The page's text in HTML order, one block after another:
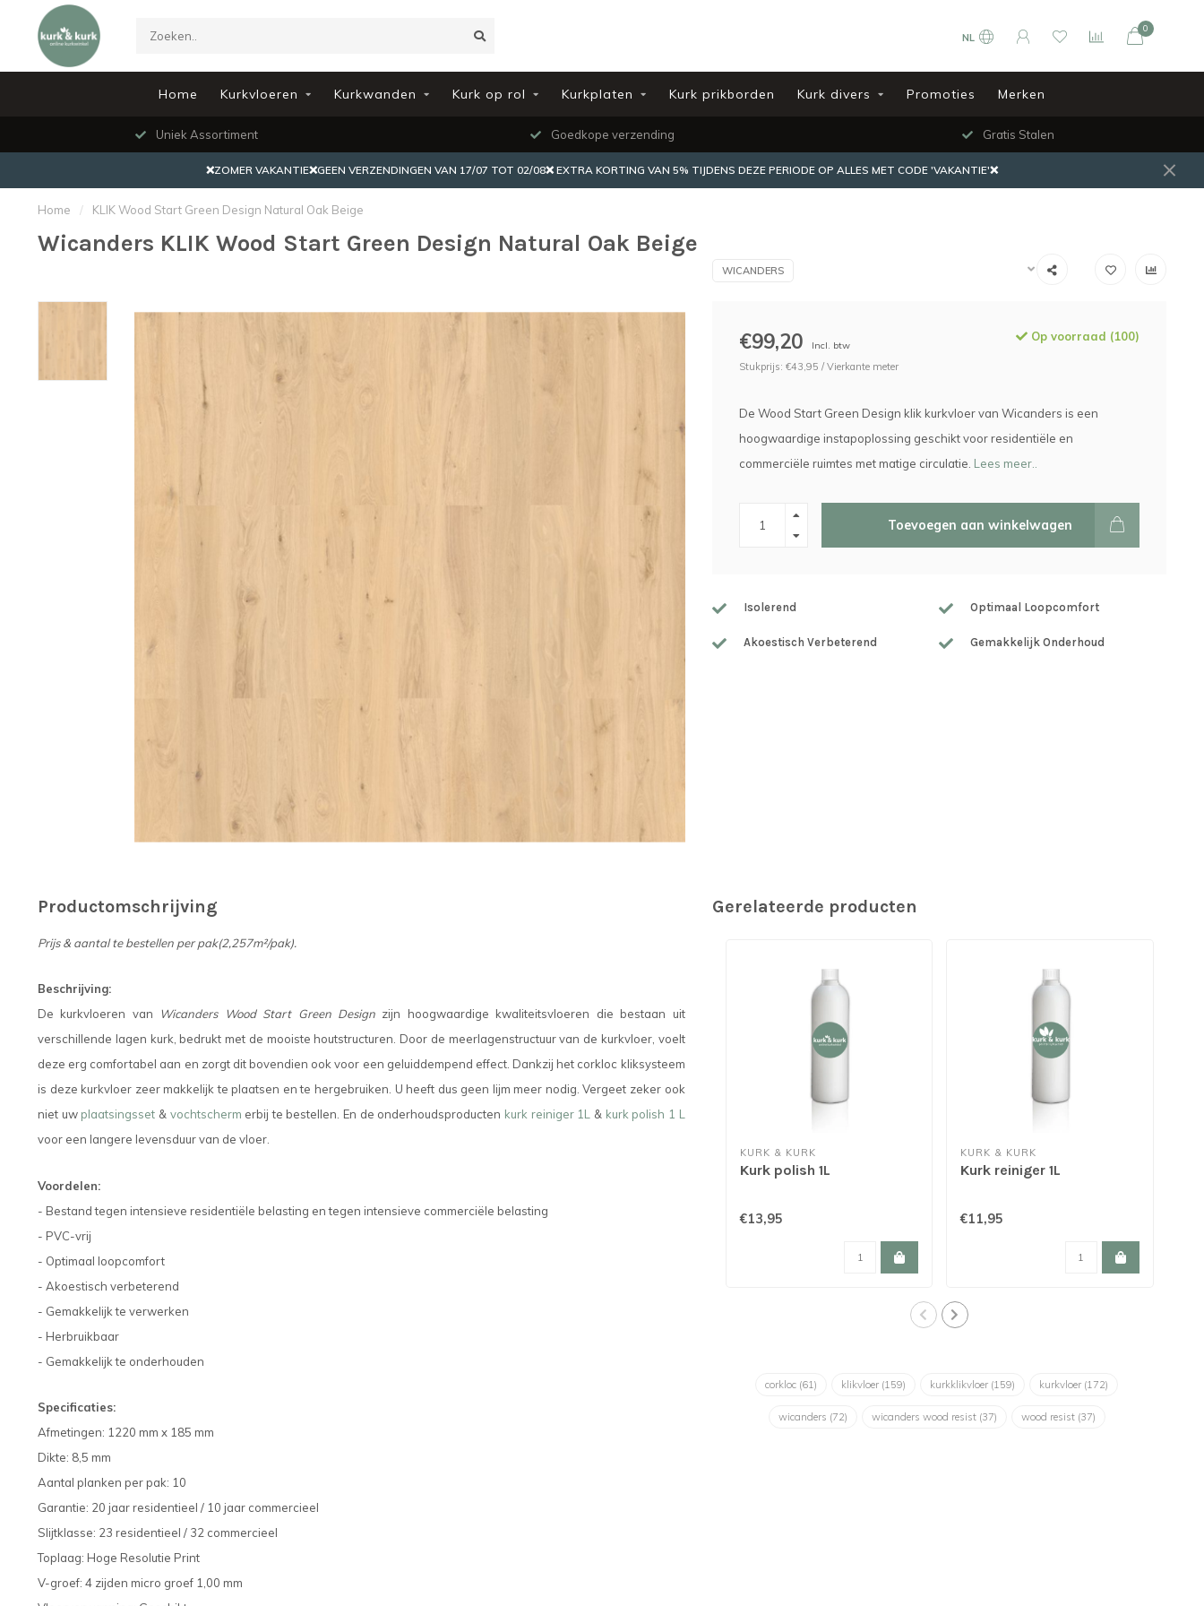
NL
0
Home Kurkvloeren Kurkwanden Kurk op rol Kurkplaten Kurk prikborden Kurk divers Promoties Merken
Uniek Assortiment Goedkope verzending Gratis Stalen
❌ZOMER VAKANTIE❌GEEN VERZENDINGEN VAN 17/07 TOT 02/08❌ EXTRA KORTING VAN 5% TIJDENS DEZE PERIODE OP ALLES MET CODE 'VAKANTIE'❌
Home / KLIK Wood Start Green Design Natural Oak Beige
Wicanders KLIK Wood Start Green Design Natural Oak Beige
WICANDERS
€99,20 Incl. btw
Op voorraad (100)
Stukprijs: €43,95 / Vierkante meter
De Wood Start Green Design klik kurkvloer van Wicanders is een
hoogwaardige instapoplossing geschikt voor residentiële en
commerciële ruimtes met matige circulatie. Lees meer..
Toevoegen aan winkelwagen
Isolerend Optimaal Loopcomfort
Akoestisch Verbeterend Gemakkelijk Onderhoud
Productomschrijving
Prijs & aantal te bestellen per pak(2,257m²/pak).
Beschrijving:
De kurkvloeren van
Wicanders Wood Start Green Design zijn hoogwaardige kwaliteitsvloeren die bestaan uit
verschillende lagen kurk, bedrukt met de mooiste houtstructuren. Door de meerlagenstructuur van de kurkvloer, voelt
deze erg comfortabel aan en zorgt dit bovendien ook voor een geluiddempend effect. Dankzij het corkloc kliksysteem
is deze kurkvloer zeer makkelijk te plaatsen en te hergebruiken. U heeft dus geen lijm meer nodig. Vergeet zeker ook
niet uwplaatsingsset & vochtscherm erbij te bestellen. En de onderhoudsproducten kurk reiniger 1L & kurk polish 1 L
voor een langere levensduur van de vloer.
Voordelen:
- Bestand tegen intensieve residentiële belasting en tegen intensieve commerciële belasting
- PVC-vrij
- Optimaal loopcomfort
- Akoestisch verbeterend
- Gemakkelijk te verwerken
- Herbruikbaar
- Gemakkelijk te onderhouden
Specificaties:
Afmetingen: 1220 mm x 185 mm
Dikte: 8,5 mm
Aantal planken per pak: 10
Garantie: 20 jaar residentieel / 10 jaar commercieel
Slijtklasse: 23 residentieel / 32 commercieel
Toplaag: Hoge Resolutie Print
V-groef: 4 zijden micro groef 1,00 mm
Gerelateerde producten
KURK & KURK
Kurk polish 1L
€13,95
KURK & KURK
Kurk reiniger 1L
€11,95
corkloc (61) klikvloer (159) kurkklikvloer (159) kurkvloer (172)
wicanders (72) wicanders wood resist (37) wood resist (37)